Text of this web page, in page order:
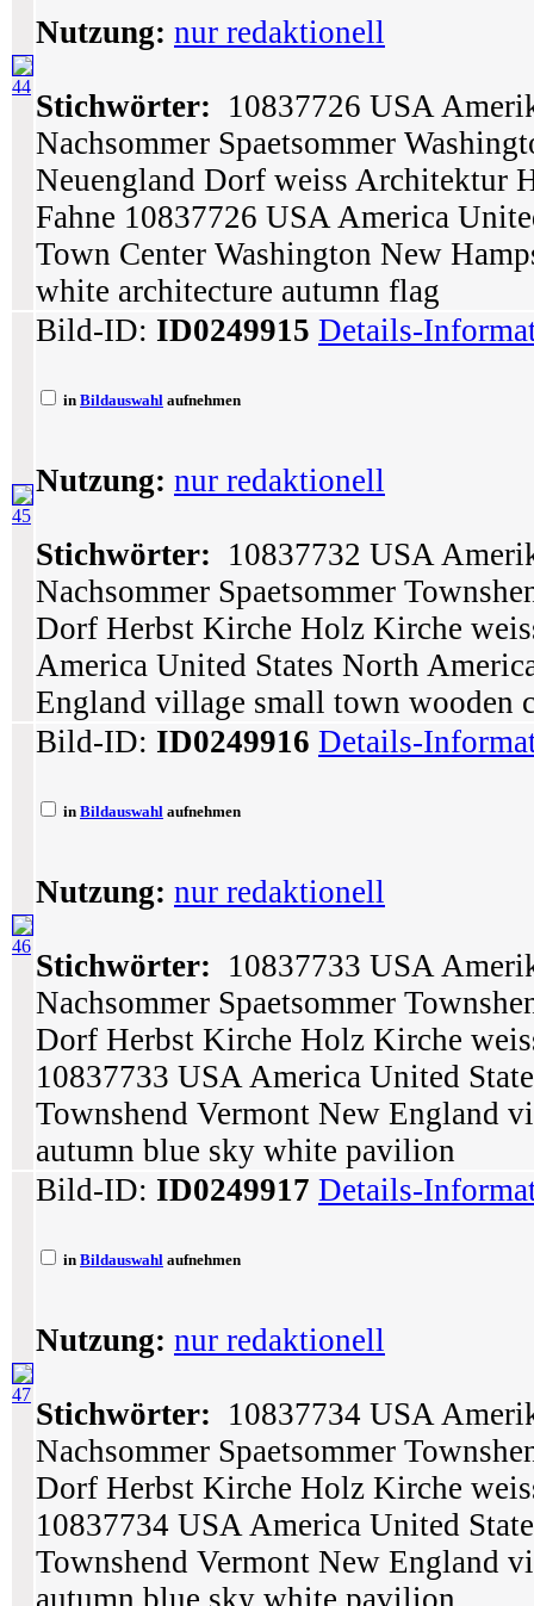
44
Nutzung: nur redaktionell
Stichwörter: 10837726 USA
Nachsommer Spaetsommer
Neuengland Dorf weiss Architektur
Fahne 10837726 USA America
Town Center Washington New
white architecture autumn flag
45
Bild-ID: ID0249915 Details-
in Bildauswahl aufnehmen
Nutzung: nur redaktionell
Stichwörter: 10837732 USA
Nachsommer Spaetsommer
Dorf Herbst Kirche Holz Kirche
America United States North
England village small town wooden
46
Bild-ID: ID0249916 Details-
in Bildauswahl aufnehmen
Nutzung: nur redaktionell
Stichwörter: 10837733 USA
Nachsommer Spaetsommer
Dorf Herbst Kirche Holz Kirche
10837733 USA America United
Townshend Vermont New England
autumn blue sky white pavilion
47
Bild-ID: ID0249917 Details-
in Bildauswahl aufnehmen
Nutzung: nur redaktionell
Stichwörter: 10837734 USA
Nachsommer Spaetsommer
Dorf Herbst Kirche Holz Kirche
10837734 USA America United
Townshend Vermont New England
autumn blue sky white pavilion